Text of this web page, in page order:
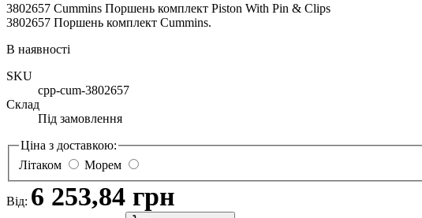
3802657 Cummins Поршень комплект Piston With Pin & Clips
3802657 Поршень комплект Cummins.
В наявності
SKU
cpp-cum-3802657
Склад
Під замовлення
Ціна з доставкою:
Літаком
Морем
Від: 6 253,84 грн